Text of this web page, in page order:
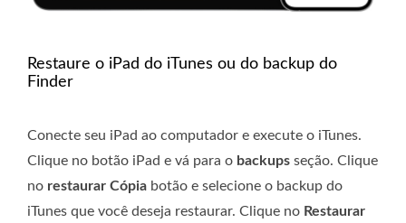
Restaure o iPad do iTunes ou do backup do
Finder
Conecte seu iPad ao computador e execute o iTunes.
Clique no botão iPad e vá para o backups seção. Clique
no restaurar Cópia botão e selecione o backup do
iTunes que você deseja restaurar. Clique no Restaurar